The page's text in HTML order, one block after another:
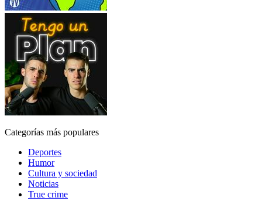
Categorías más populares
Deportes
Humor
Cultura y sociedad
Noticias
True crime